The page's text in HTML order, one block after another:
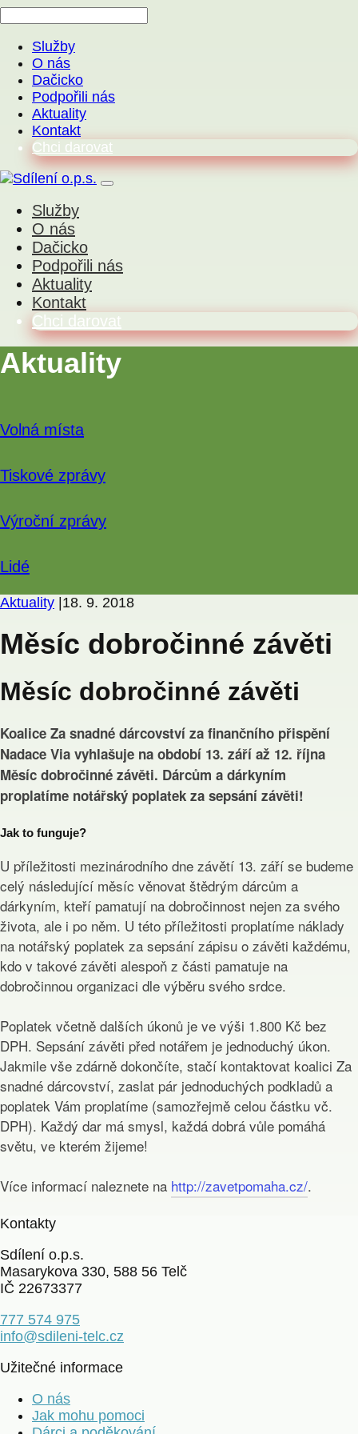
Služby
O nás
Dačicko
Podpořili nás
Aktuality
Kontakt
Chci darovat
Služby
O nás
Dačicko
Podpořili nás
Aktuality
Kontakt
Chci darovat
Aktuality
Volná místa
Tiskové zprávy
Výroční zprávy
Lidé
Aktuality 18. 9. 2018
Měsíc dobročinné závěti
Měsíc dobročinné závěti
Koalice Za snadné dárcovství za finančního přispění
Nadace Via vyhlašuje na období 13. září až 12. října
Měsíc dobročinné závěti. Dárcům a dárkyním
proplatíme notářský poplatek za sepsání závěti!
Jak to funguje?
U příležitosti mezinárodního dne závětí 13. září se budeme
celý následující měsíc věnovat štědrým dárcům a
dárkyním, kteří pamatují na dobročinnost nejen za svého
života, ale i po něm. U této příležitosti proplatíme náklady
na notářský poplatek za sepsání zápisu o závěti každému,
kdo v takové závěti alespoň z části pamatuje na
dobročinnou organizaci dle výběru svého srdce.
Poplatek včetně dalších úkonů je ve výši 1.800 Kč bez
DPH. Sepsání závěti před notářem je jednoduchý úkon.
Jakmile vše zdárně dokončíte, stačí kontaktovat koalici Za
snadné dárcovství, zaslat pár jednoduchých podkladů a
poplatek Vám proplatíme (samozřejmě celou částku vč.
DPH). Každý dar má smysl, každá dobrá vůle pomáhá
světu, ve kterém žijeme!
Více informací naleznete na http://zavetpomaha.cz/.
Kontakty
Sdílení o.p.s.
Masarykova 330, 588 56 Telč
IČ 22673377
777 574 975
info@sdileni-telc.cz
Užitečné informace
O nás
Jak mohu pomoci